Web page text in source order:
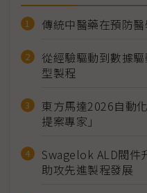
傳統中醫藥在預防
從經驗驅動到數據
型製程
東方馬達2026自動
提案專家」
Swagelok ALD閥件
助攻先進製程發展